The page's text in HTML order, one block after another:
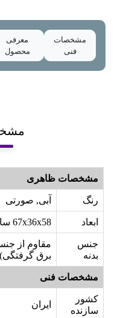
مشخصات
فنی
معرفی
محصول
مشخصات ظاهری
رنگ آبی, صورتی
ابعاد 67x36x58 سانتیمتر
جنس
بدنه
مقاوم از
برق گرفتگی)
مشخصات فنی
کشور
سازنده
ایران